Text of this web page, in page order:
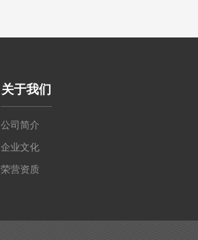
关于我们
公司简介
企业文化
荣营资质